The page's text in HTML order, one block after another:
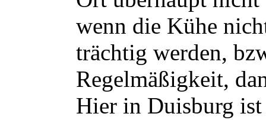
wenn die Kühe
trächtig werden,
Regelmäßigkeit,
Hier in Duisburg